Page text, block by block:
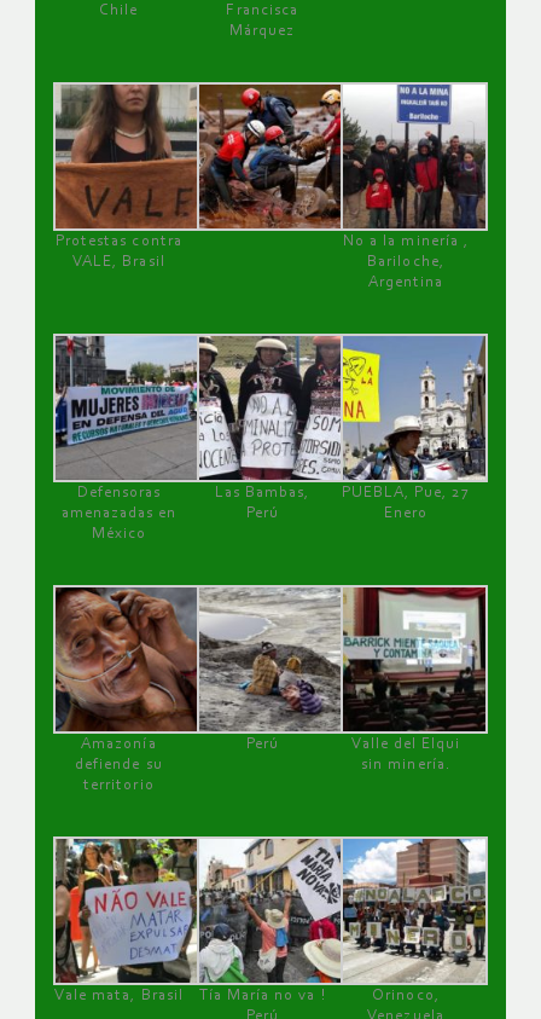
Chile
Francisca
Márquez
Protestas contra
VALE, Brasil
No a la minería ,
Bariloche,
Argentina
Defensoras
amenazadas en
México
Las Bambas,
Perú
PUEBLA, Pue, 27
Enero
Amazonía
defiende su
territorio
Perú
Valle del Elqui
sin minería.
Vale mata, Brasil
Tía María no va !
Perú
Orinoco,
Venezuela